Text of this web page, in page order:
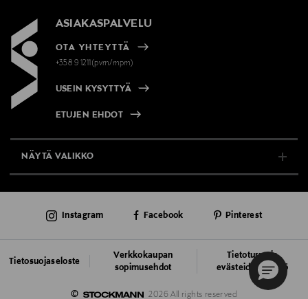
ASIAKASPALVELU
OTA YHTEYTTÄ
+358 9 1211(pvm/mpm)
USEIN KYSYTTYÄ
ETUJEN EHDOT
NÄYTÄ VALIKKO
AJANKOHTAISTA
©
2026 All rights reserved
Tietosuojaseloste
Verkkokaupan
sopimusehdot
Tietoturva ja
evästeiden käyttö
Instagram Facebook Pinterest